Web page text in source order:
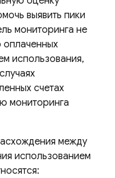
выявить пики
мониторинга не
оплаченных
использования,
счетах
мониторинга
между
использованием